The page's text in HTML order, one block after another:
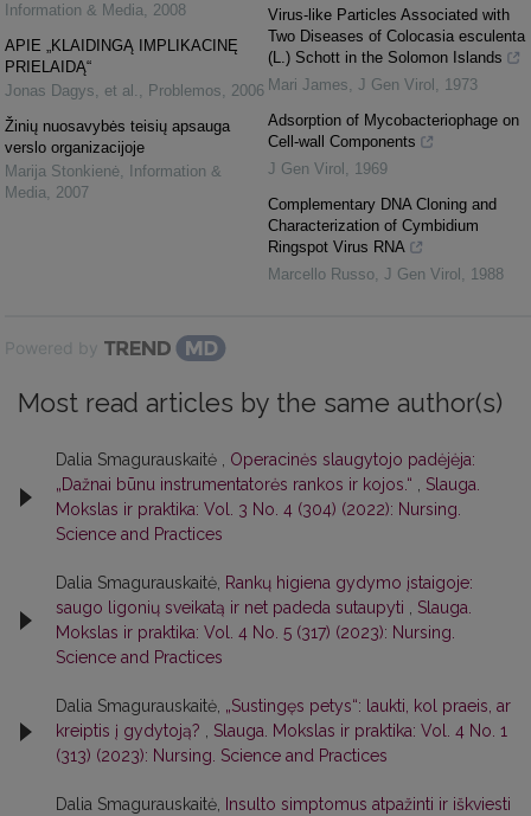
Information & Media, 2008
APIE „KLAIDINGĄ IMPLIKACINĘ
PRIELAIDĄ“
Jonas Dagys, et al. , Problemos, 2006
Žinių nuosavybės teisių apsauga
verslo organizacijoje
Marija Stonkienė,
Information &
Media, 2007
Virus-like Particles Associated with
Two Diseases of Colocasia esculenta
(L.) Schott in the Solomon Islands
Mari James, J Gen Virol , 1973
Adsorption of Mycobacteriophage on
Cell-wall Components
J Gen Virol , 1969
Complementary DNA Cloning and
Characterization of Cymbidium
Ringspot Virus RNA
Marcello Russo, J Gen Virol , 1988
Powered by
Most read articles by the same author(s)
Dalia Smagurauskaitė , Operacinės slaugytojo padėjėja:
„Dažnai būnu instrumentatorės rankos ir kojos.“ , Slauga.
Mokslas ir praktika: Vol. 3 No. 4 (304) (2022): Nursing.
Science and Practices
Dalia Smagurauskaitė, Rankų higiena gydymo įstaigoje:
saugo ligonių sveikatą ir net padeda sutaupyti , Slauga.
Mokslas ir praktika: Vol. 4 No. 5 (317) (2023): Nursing.
Science and Practices
Dalia Smagurauskaitė, „Sustingęs petys“: laukti, kol praeis, ar
kreiptis į gydytoją? , Slauga. Mokslas ir praktika: Vol. 4 No. 1
(313) (2023): Nursing. Science and Practices
Dalia Smagurauskaitė, Insulto simptomus atpažinti ir iškviesti